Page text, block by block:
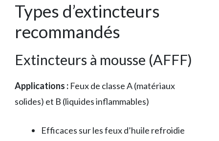
Types d’extincteurs
recommandés
Extincteurs à mousse (AFFF)
Applications : Feux de classe A (matériaux
solides) et B (liquides inflammables)
Efficaces sur les feux d’huile refroidie